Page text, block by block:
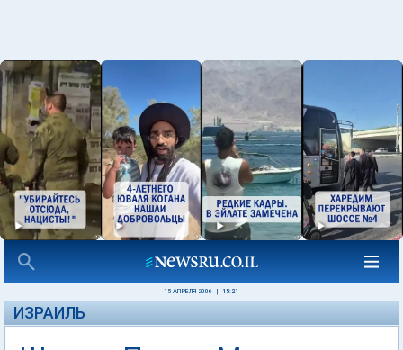
15 АПРЕЛЯ 2006 15:21
ИЗРАИЛЬ